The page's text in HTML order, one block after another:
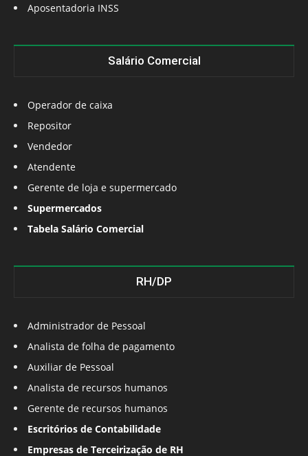
Aposentadoria INSS
Salário Comercial
Operador de caixa
Repositor
Vendedor
Atendente
Gerente de loja e supermercado
Supermercados
Tabela Salário Comercial
RH/DP
Administrador de Pessoal
Analista de folha de pagamento
Auxiliar de Pessoal
Analista de recursos humanos
Gerente de recursos humanos
Escritórios de Contabilidade
Empresas de Terceirização de RH